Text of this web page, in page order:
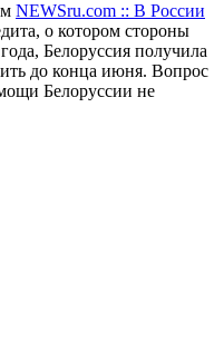
NEWSru.com :: В России
о котором стороны
Белоруссия получила
до конца июня. Вопрос
Белоруссии не